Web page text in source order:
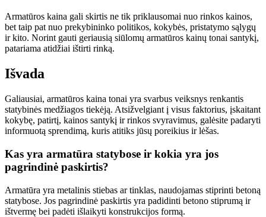
Armatūros kaina gali skirtis ne tik priklausomai nuo rinkos kainos,
bet taip pat nuo prekybininko politikos, kokybės, pristatymo sąlygų
ir kito. Norint gauti geriausią siūlomų armatūros kainų tonai santykį,
patariama atidžiai ištirti rinką.
Išvada
Galiausiai, armatūros kaina tonai yra svarbus veiksnys renkantis
statybinės medžiagos tiekėją. Atsižvelgiant į visus faktorius, įskaitant
kokybę, patirtį, kainos santykį ir rinkos svyravimus, galėsite padaryti
informuotą sprendimą, kuris atitiks jūsų poreikius ir lėšas.
Kas yra armatūra statybose ir kokia yra jos
pagrindinė paskirtis?
Armatūra yra metalinis stiebas ar tinklas, naudojamas stiprinti betoną
statybose. Jos pagrindinė paskirtis yra padidinti betono stiprumą ir
ištvermę bei padėti išlaikyti konstrukcijos formą.